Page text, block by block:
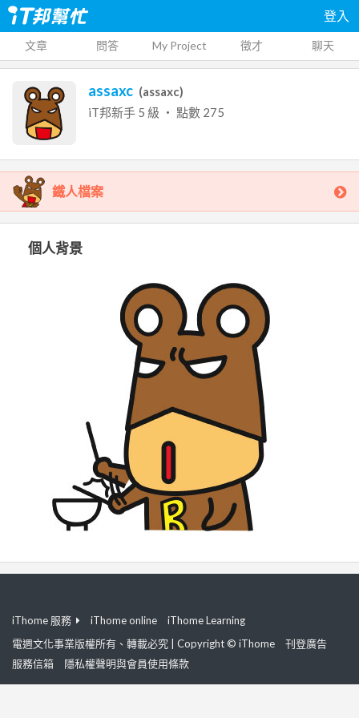
登入
文章 問答 My Project 徵才 聊天
assaxc (assaxc)
iT邦新手 5 級 ‧ 點數 275
鐵人檔案
個人背景
iThome 服務 iThome online
iThome Learning
電週文化事業版權所有、轉載必究 | Copyright © iThome
刊登廣告
服務信箱
隱私權聲明與會員使用條款